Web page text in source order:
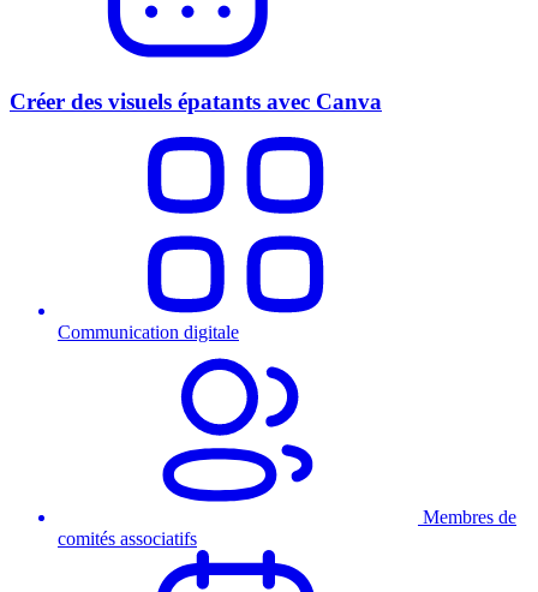
Créer des visuels épatants avec Canva
Communication digitale
Membres de
comités associatifs